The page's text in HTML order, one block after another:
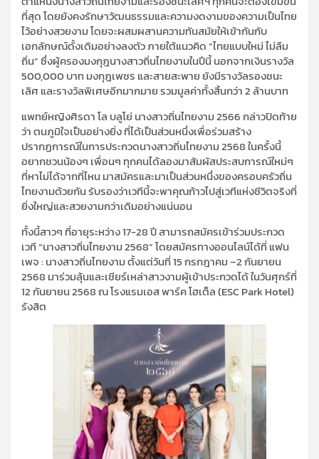
ที่สุด โดยยังคงรักษาวัฒนธรรมและความงดงามของความเป็นไทย
ไว้อย่างสวยงาม โดยจะผสมผสานความทันสมัยให้เข้ากันกับ
เอกลักษณ์ดั้งเดิมอย่างลงตัว ภายใต้แนวคิด “ไทยแบบใหม่ ไม่ลืม
ถิ่น” ซึ่งผู้ครองมงกุฎนางสาวถิ่นไทยงามในปีนี้ นอกจากเงินรางวัล
500,000 บาท มงกุฎเพชร และสายสะพาย ยังมีรางวัลรองชนะ
เลิศ และรางวัลพิเศษอีกมากมาย รวมมูลค่าทั้งสิ้นกว่า2ล้านบาท
แพทย์หญิงศิรดาโล บลูโย่ นางสาวถิ่นไทยงาม2566กล่าวปิดท้าย
ว่า ตนภูมิใจเป็นอย่างยิ่ง ที่ได้เป็นส่วนหนึ่งเพื่อร่วมสร้าง
ปรากฏการณ์ในการประกวดนางสาวถิ่นไทยงาม2568ในครั้งนี้
อยากชวนน้องๆ เพื่อนๆ ทุกคนได้ลองมาสัมผัสประสบการณ์ใหม่ๆ
ที่หาไม่ได้จากที่ไหน มาสมัครและมาเป็นส่วนหนึ่งของครอบครัวถิ่น
ไทยงามด้วยกัน รับรองว่าเวทีนี้จะพาคุณก้าวไปสู่เวทีแห่งชีวิตจริงที่
ยิ่งใหญ่และสวยงามกว่าเดิมอย่างแน่นอน
ทั้งนี้สาวๆ ที่อายุระหว่าง17-28ปี สามารถสมัครเข้าร่วมประกวด
เวที“นางสาวถิ่นไทยงาม2568“โดยสมัครทางออนไลน์ได้ที่ แฟน
เพจ : นางสาวถิ่นไทยงาม ตั้งแต่วันที่15กรกฎาคม –2กันยายน
2568มาร่วมลุ้นและเชียร์เหล่าสาวงามผู้เข้าประกวดได้ ในวันศุกร์ที่
12กันยายน2568ณ โรงแรมเอสพาร์คโฮเต็ล (ESC Park Hotel)
รังสิต